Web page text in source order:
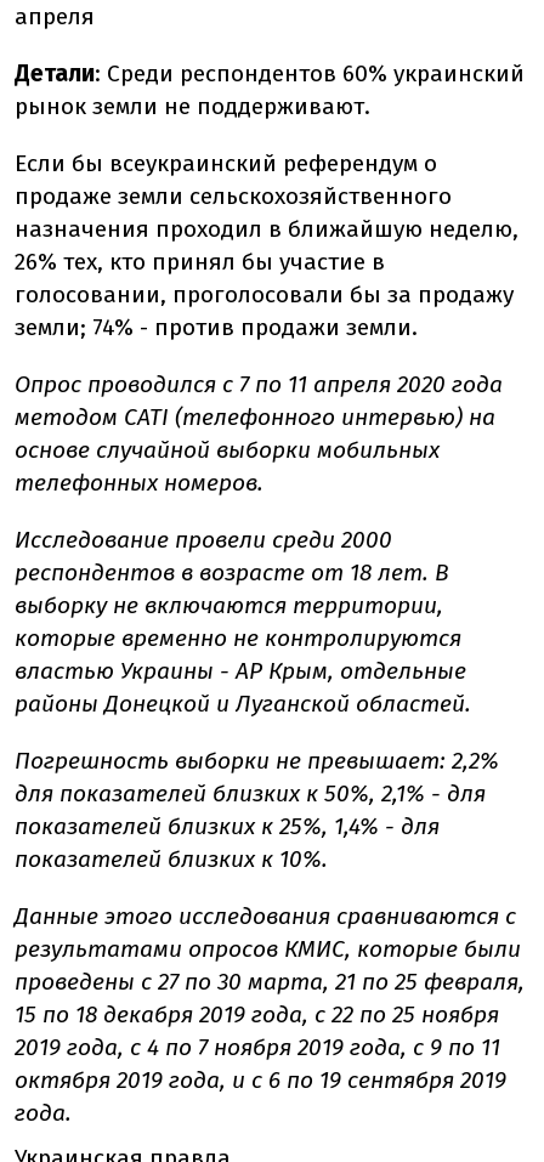
апреля
Детали: Среди респондентов 60% украинский
рынок земли не поддерживают.
Если бы всеукраинский референдум о
продаже земли сельскохозяйственного
назначения проходил в ближайшую неделю,
26% тех, кто принял бы участие в
голосовании, проголосовали бы за продажу
земли; 74% - против продажи земли.
Опрос проводился с 7 по 11 апреля 2020 года
методом CATI (телефонного интервью) на
основе случайной выборки мобильных
телефонных номеров.
Исследование провели среди 2000
респондентов в возрасте от 18 лет. В
выборку не включаются территории,
которые временно не контролируются
властью Украины - АР Крым, отдельные
районы Донецкой и Луганской областей.
Погрешность выборки не превышает: 2,2%
для показателей близких к 50%, 2,1% - для
показателей близких к 25%, 1,4% - для
показателей близких к 10%.
Данные этого исследования сравниваются с
результатами опросов КМИС, которые были
проведены с 27 по 30 марта, 21 по 25 февраля,
15 по 18 декабря 2019 года, с 22 по 25 ноября
2019 года, с 4 по 7 ноября 2019 года, с 9 по 11
октября 2019 года, и с 6 по 19 сентября 2019
года.